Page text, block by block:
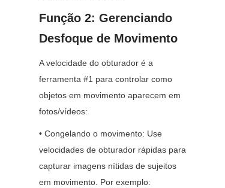
Função 2: Gerenciando
Desfoque de Movimento
A velocidade do obturador é a
ferramenta #1 para controlar como
objetos em movimento aparecem em
fotos/vídeos:
• Congelando o movimento: Use
velocidades de obturador rápidas para
capturar imagens nítidas de sujeitos
em movimento. Por exemplo: